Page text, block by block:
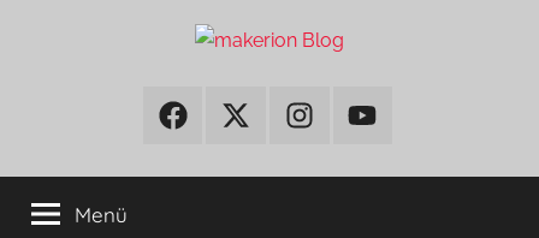
makerionFacebookTwitter InstagramYoutube
Menü